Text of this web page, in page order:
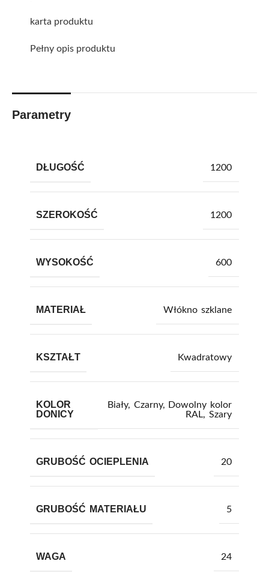
karta produktu
Pełny opis produktu
Parametry
DŁUGOŚĆ 1200
SZEROKOŚĆ 1200
WYSOKOŚĆ 600
MATERIAŁ Włókno szklane
KSZTAŁT Kwadratowy
KOLOR
DONICY
Biały, Czarny, Dowolny kolor
RAL, Szary
GRUBOŚĆ OCIEPLENIA 20
GRUBOŚĆ MATERIAŁU 5
WAGA 24